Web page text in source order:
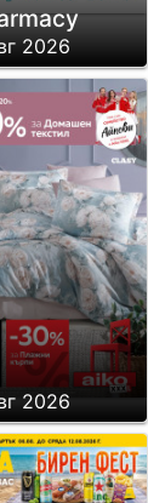
2026
2026